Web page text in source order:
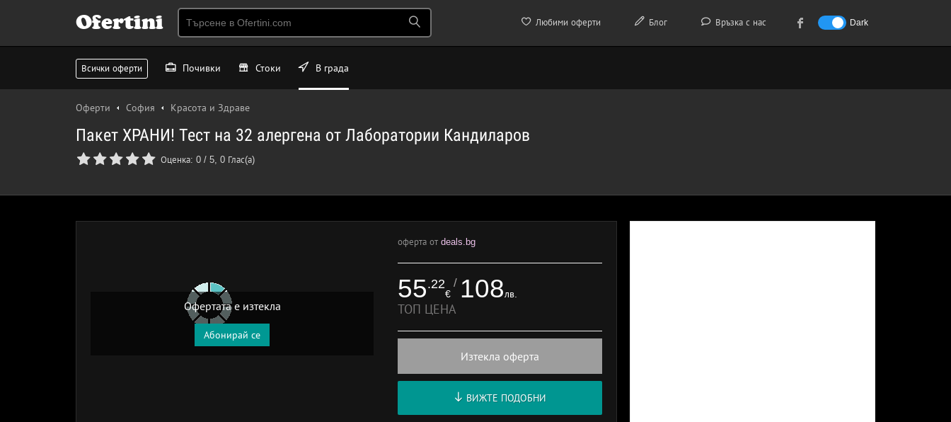
Любими оферти Блог Връзка с нас Dark
Ofertini
Всички оферти Почивки Стоки В града
Оферти София Красота и Здраве
Пакет ХРАНИ! Тест на 32 алергена от Лаборатории Кандиларов
Оценка: 0 / 5, 0 Глас(а)
Офертата е изтекла
Абонирай се
оферта от deals.bg
55.22
€
/ 108лв.
ТОП ЦЕНА
Изтекла оферта
ВИЖТЕ ПОДОБНИ